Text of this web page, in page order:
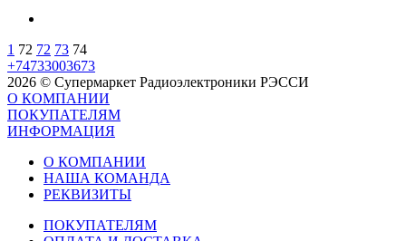
1 72 72 73 74
+74733003673
2026 © Супермаркет Радиоэлектроники РЭССИ
О КОМПАНИИ
ПОКУПАТЕЛЯМ
ИНФОРМАЦИЯ
О КОМПАНИИ
НАША КОМАНДА
РЕКВИЗИТЫ
ПОКУПАТЕЛЯМ